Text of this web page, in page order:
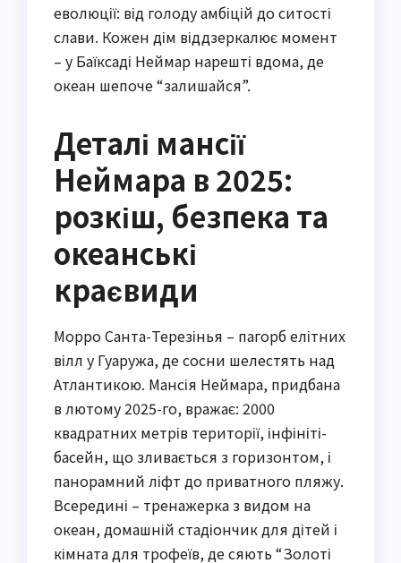
еволюції: від голоду амбіцій до ситості
слави. Кожен дім віддзеркалює момент
– у Баїксаді Неймар нарешті вдома, де
океан шепоче “залишайся”.
Деталі мансії
Неймара в 2025:
розкіш, безпека та
океанські
краєвиди
Морро Санта-Терезінья – пагорб елітних
вілл у Гуаружа, де сосни шелестять над
Атлантикою. Мансія Неймара, придбана
в лютому 2025-го, вражає: 2000
квадратних метрів території, інфініті-
басейн, що зливається з горизонтом, і
панорамний ліфт до приватного пляжу.
Всередині – тренажерка з видом на
океан, домашній стадіончик для дітей і
кімната для трофеїв, де сяють “Золоті